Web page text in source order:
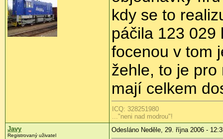
kdy se to
páčila 123 029
focenou v tom
žehle, to je pro
mají celkem
ICQ: 328251980
..."neni nad modrou"!
Javy
Registrovaný uživatel
Odesláno Neděle, 29. října 2006 -